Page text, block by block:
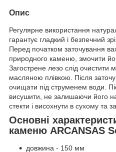
Опис
Регулярне використання
гарантує гладкий і безпечний
Перед початком заточування
природного каменю, змочити
Загострене лезо слід очистити
масляною плівкою. Після
очищати під струменем води.
висушити, не залишаючи його
стекти і висохнути в сухому та
Основні
каменю ARCANSAS
довжина - 150 мм